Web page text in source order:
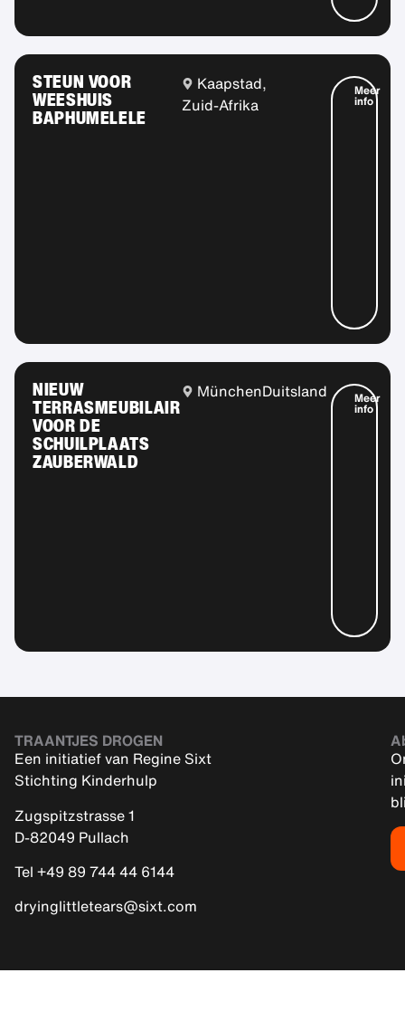
STEUN VOOR
WEESHUIS
BAPHUMELELE
Kaapstad,
Zuid-Afrika
Meer
info
NIEUW
TERRASMEUBILAIR
VOOR DE
SCHUILPLAATS
ZAUBERWALD
MünchenDuitsland Meer
info
TRAANTJES DROGEN
Een initiatief van Regine Sixt
Stichting Kinderhulp
Zugspitzstrasse 1
D-82049 Pullach
Tel +49 89 744 44 6144
dryinglittletears@sixt.com